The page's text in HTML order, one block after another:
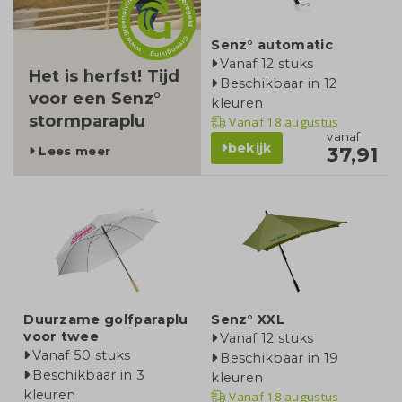
Het is herfst! Tijd
voor een Senz°
stormparaplu
Lees meer
Senz° automatic
Vanaf 12 stuks
Beschikbaar in 12
kleuren
Vanaf18 augustus
bekijk
vanaf
37,91
Duurzame golfparaplu
voor twee
Vanaf 50 stuks
Beschikbaar in 3
kleuren
Senz° XXL
Vanaf 12 stuks
Beschikbaar in 19
kleuren
Vanaf18 augustus